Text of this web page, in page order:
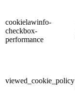
cookielawinfo-
checkbox-
performance
viewed_cookie_policy